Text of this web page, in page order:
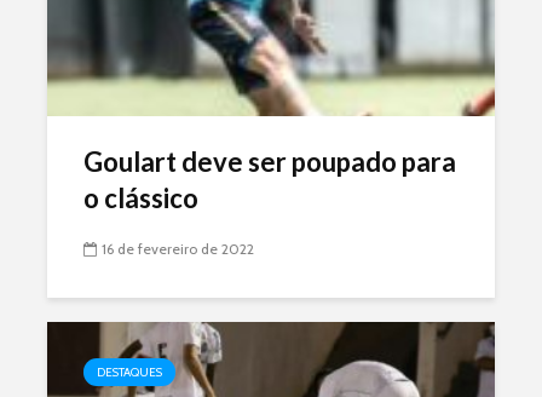
Goulart deve ser poupado para
o clássico
16 de fevereiro de 2022
DESTAQUES